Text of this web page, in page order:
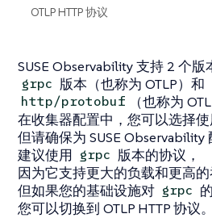
OTLP HTTP 协议
SUSE Observability 支持 2 个版
grpc 版本（也称为 OTLP）和
http/protobuf
（也称为
在收集器配置中，您可以选择使
但请确保为 SUSE Observability
建议使用 grpc 版本的协议，
因为它支持更大的负载和更高的
但如果您的基础设施对 grpc
您可以切换到 OTLP HTTP 协议